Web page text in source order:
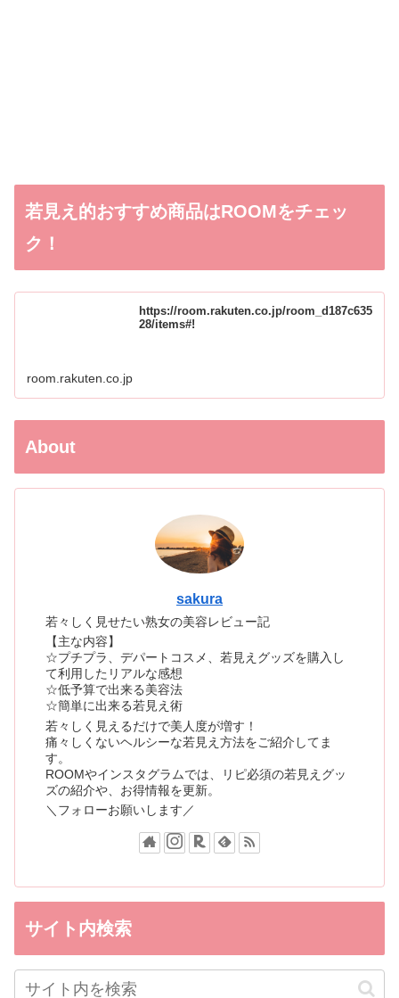
若見え的おすすめ商品はROOMをチェッ
ク！
https://room.rakuten.co.jp/room_d187c635
28/items#!
room.rakuten.co.jp
About
sakura
若々しく見せたい熟女の美容レビュー記
【主な内容】
☆プチプラ、デパートコスメ、若見えグッズを購入し
て利用したリアルな感想
☆低予算で出来る美容法
☆簡単に出来る若見え術
若々しく見えるだけで美人度が増す！
痛々しくないヘルシーな若見え方法をご紹介してま
す。
ROOMやインスタグラムでは、リピ必須の若見えグッ
ズの紹介や、お得情報を更新。
＼フォローお願いします／
サイト内検索